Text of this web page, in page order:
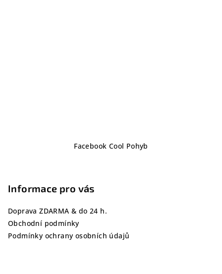
Facebook Cool Pohyb
Informace pro vás
Doprava ZDARMA & do 24 h.
Obchodní podmínky
Podmínky ochrany osobních údajů